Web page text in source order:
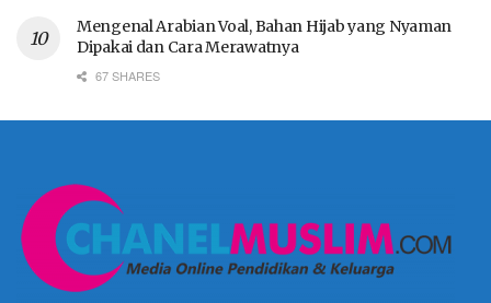
Mengenal Arabian Voal, Bahan Hijab yang Nyaman
Dipakai dan Cara Merawatnya
67 SHARES